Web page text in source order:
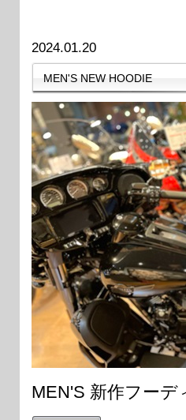
2024.01.20
MEN'S NEW HOODIE
MEN'S 新作フーデ